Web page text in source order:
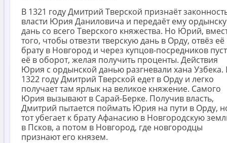
В 1321 году Дмитрий Тверской признаёт
власти Юрия Даниловича и передаёт ему
дань со всего Тверского княжества. Но Юрий,
того, чтобы отвезти тверскую дань в Орду, отвёз её
брату в Новгород и через купцов-посредников
её в оборот, желая получить проценты. Действия
Юрия с ордынской данью разгневали хана Узбека.
1322 году Дмитрий Тверской едет в Орду и легко
получает там ярлык на великое княжение. Самого
Юрия вызывают в Сарай-Берке. Получив власть,
Дмитрий пытается поймать Юрия на пути в Орду,
тот убегает к брату Афанасию в Новгородскую
в Псков, а потом в Новгород, где новгородцы
признают его князем.